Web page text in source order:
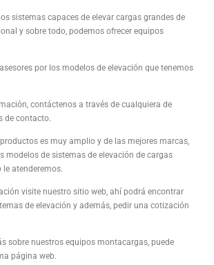
sistemas capaces de elevar cargas grandes de
y sobre todo, podemos ofrecer equipos
por los modelos de elevación que tenemos
contáctenos a través de cualquiera de
de contacto.
es muy amplio y de las mejores marcas,
modelos de sistemas de elevación de cargas
le atenderemos.
visite nuestro sitio web, ahí podrá encontrar
de elevación y además, pedir una cotización
sobre nuestros equipos montacargas, puede
página web.